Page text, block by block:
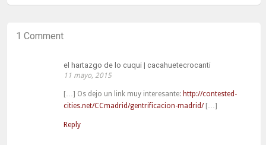
en
en
en
en
(Se
1 Comment
el hartazgo de lo cuqui | cacahuetecrocanti
11 mayo, 2015
[…] Os dejo un link muy interesante: http://contested-
cities.net/CCmadrid/gentrificacion-madrid/[…]
Reply